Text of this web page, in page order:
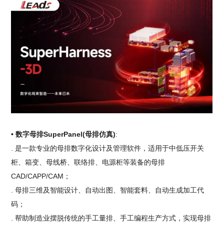
• 数字母排SuperPanel(母排仿真):
. 是一款专业的母排数字化设计及管理软件，适用于中低压开关
柜、箱变、母线桥、联络排、电源柜等装备的母排
CAD/CAPP/CAM；
. 母排三维及智能设计、自动出图、智能套料、自动生成加工代
码；
. 帮助制造业摆脱传统的手工量排、手工编程生产方式，实现母排